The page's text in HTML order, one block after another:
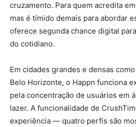
cruzamento. Para quem acredita
mas é tímido demais para abordar
oferece segunda chance digital
do cotidiano.
Em cidades grandes e densas
Belo Horizonte, o Happn funciona
pela concentração de usuários em
lazer. A funcionalidade de
experiência — quatro perfis são